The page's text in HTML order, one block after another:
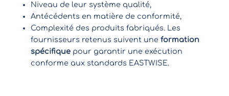
Niveau de leur système qualité,
Antécédents en matière de conformité,
Complexité des produits fabriqués. Les
fournisseurs retenus suivent une formation
spécifique pour garantir une exécution
conforme aux standards EASTWISE.